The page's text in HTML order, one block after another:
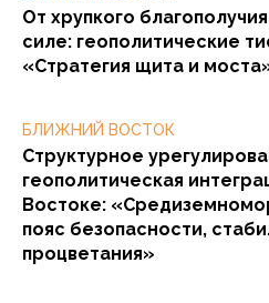
От хрупкого
силе: геополитические
«Стратегия щита и
БЛИЖНИЙ ВОСТОК
Структурное
геополитическая
Востоке:
пояс безопасности,
процветания»